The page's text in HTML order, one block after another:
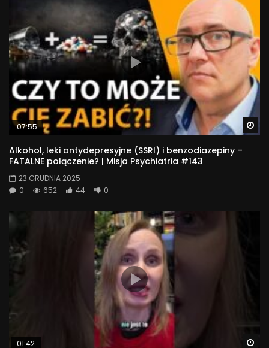
07:55
Alkohol, leki antydepresyjne (SSRI) i benzodiazepiny –
FATALNE połączenie? | Misja Psychiatria #143
23 GRUDNIA 2025
0
652 44 0
01:42